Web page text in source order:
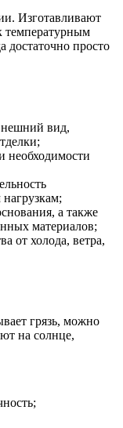
Изготавливают
температурным
достаточно просто
вид,
необходимости
а также
материалов;
от холода, ветра,
грязь, можно
на солнце,